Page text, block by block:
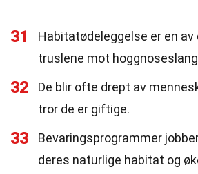
31
Habitatødeleggelse er en
truslene mot
32
De blir ofte drept av
tror de er giftige.
33
Bevaringsprogrammer
deres naturlige habitat og